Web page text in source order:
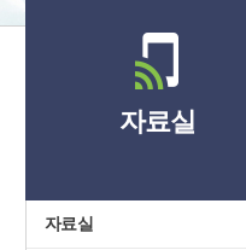
자료실
자료실